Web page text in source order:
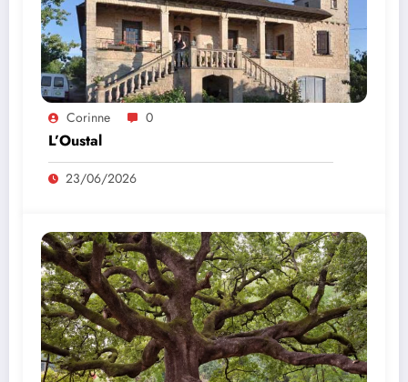
Corinne 0
L’Oustal
23/06/2026